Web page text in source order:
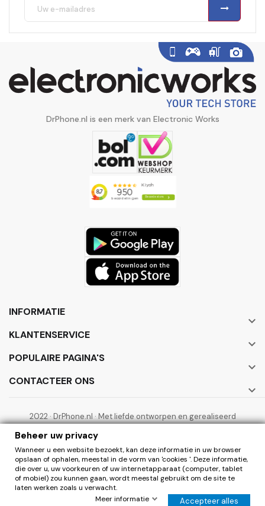
DrPhone.nl is een merk van Electronic Works
INFORMATIE

KLANTENSERVICE

POPULAIRE PAGINA'S

CONTACTEER ONS

2022 · DrPhone.nl · Met liefde ontworpen en gerealiseerd
0
Beheer uw privacy
Wanneer u een website bezoekt, kan deze informatie in uw browser
opslaan of ophalen, meestal in de vorm van 'cookies '. Deze informatie,
die over u, uw voorkeuren of uw internetapparaat (computer, tablet
of mobiel) zou kunnen gaan, wordt meestal gebruikt om de site te
laten werken zoals u verwacht.
Meer informatie
Accepteer alles